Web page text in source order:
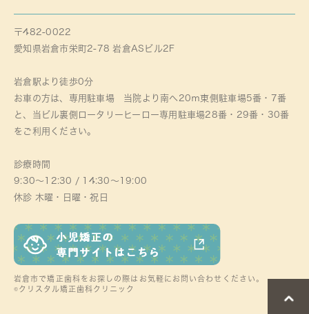
〒482-0022
愛知県岩倉市栄町2-78 岩倉ASビル2F
岩倉駅より徒歩0分
お車の方は、専用駐車場 当院より南へ20ｍ東側駐車場5番・7番
と、当ビル裏側ロータリーヒーロー専用駐車場28番・29番・30番
をご利用ください。
診療時間
9:30～12:30 / 14:30～19:00
休診 木曜・日曜・祝日
岩倉市で矯正歯科をお探しの際はお気軽にお問い合わせください。
©クリスタル矯正歯科クリニック